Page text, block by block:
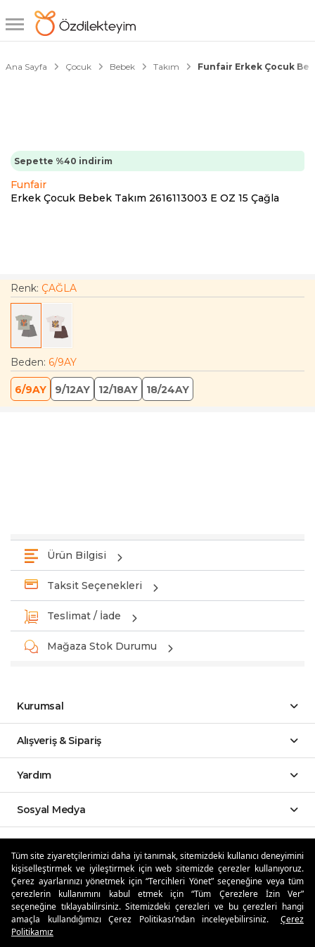
Tüm site ziyaretçilerimizi daha iyi tanımak, sitemizdeki kullanıcı deneyimini
kişiselleştirmek ve iyileştirmek için web sitemizde çerezler kullanıyoruz.
Çerez ayarlarınızı yönetmek için “Tercihleri Yönet” seçeneğine veya tüm
çerezlerin kullanımını kabul etmek için “Tüm Çerezlere İzin Ver”
seçeneğine tıklayabilirsiniz. Sitemizdeki çerezleri ve bu çerezleri hangi
amaçla kullandığımızı Çerez Politikası’ndan inceleyebilirsiniz.
Çerez
Politikamız
Ana Sayfa Çocuk Bebek Takım Funfair Erkek Çocuk
Sepette %40 indirim
Funfair
Erkek Çocuk Bebek Takım 2616113003 E OZ 15 Çağla
1/6
Renk: ÇAĞLA
Beden: 6/9AY
6/9AY 9/12AY 12/18AY 18/24AY
Ürün Bilgisi
Taksit Seçenekleri
Teslimat / İade
Mağaza Stok Durumu
Kurumsal
Alışveriş & Sipariş
Yardım
Sosyal Medya
Özdilekteyim'de Taksit Avantajları
Güvenli Alışveriş